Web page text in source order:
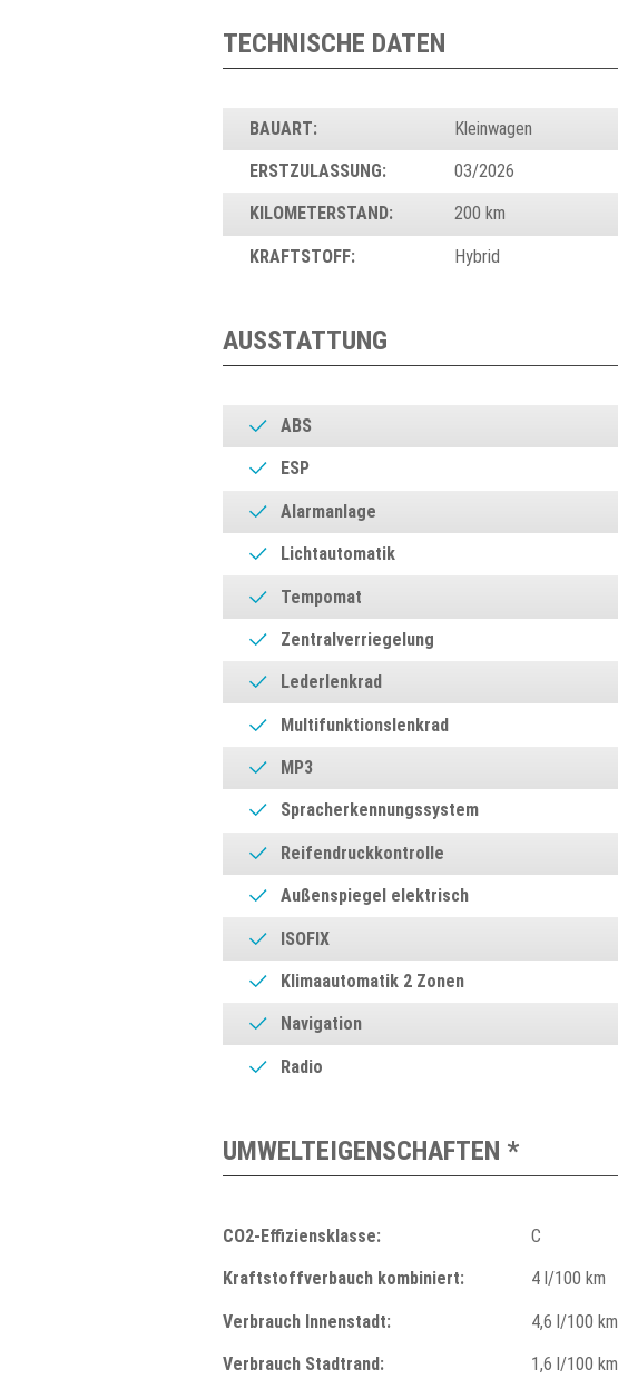
TECHNISCHE DATEN
BAUART: Kleinwagen
ERSTZULASSUNG: 03/2026
KILOMETERSTAND: 200 km
KRAFTSTOFF: Hybrid
AUSSTATTUNG
ABS
ESP
Alarmanlage
Lichtautomatik
Tempomat
Zentralverriegelung
Lederlenkrad
Multifunktionslenkrad
MP3
Spracherkennungssystem
Reifendruckkontrolle
Außenspiegel elektrisch
ISOFIX
Klimaautomatik 2 Zonen
Navigation
Radio
UMWELTEIGENSCHAFTEN *
CO2-Effiziensklasse: C
Kraftstoffverbauch kombiniert: 4 l/100 km
Verbrauch Innenstadt: 4,6 l/100 km
Verbrauch Stadtrand: 1,6 l/100 km